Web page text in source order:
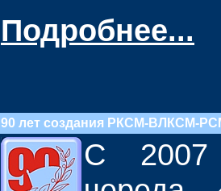
Подробнее...
90 лет создания РКСМ-ВЛКСМ-
С 2007